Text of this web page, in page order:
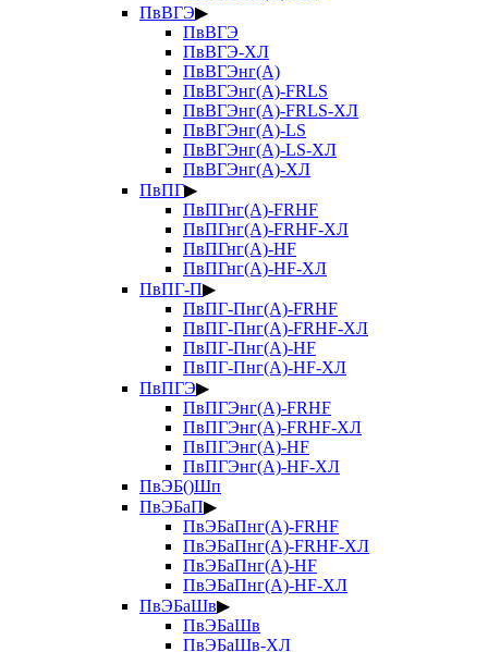
ПвВГЭ▶
ПвВГЭ
ПвВГЭ-ХЛ
ПвВГЭнг(А)
ПвВГЭнг(А)-FRLS
ПвВГЭнг(А)-FRLS-ХЛ
ПвВГЭнг(А)-LS
ПвВГЭнг(А)-LS-ХЛ
ПвВГЭнг(А)-ХЛ
ПвПГ▶
ПвПГнг(А)-FRHF
ПвПГнг(А)-FRHF-ХЛ
ПвПГнг(А)-HF
ПвПГнг(А)-HF-ХЛ
ПвПГ-П▶
ПвПГ-Пнг(А)-FRHF
ПвПГ-Пнг(А)-FRHF-ХЛ
ПвПГ-Пнг(А)-HF
ПвПГ-Пнг(А)-HF-ХЛ
ПвПГЭ▶
ПвПГЭнг(А)-FRHF
ПвПГЭнг(А)-FRHF-ХЛ
ПвПГЭнг(А)-HF
ПвПГЭнг(А)-HF-ХЛ
ПвЭБ()Шп
ПвЭБаП▶
ПвЭБаПнг(А)-FRHF
ПвЭБаПнг(А)-FRHF-ХЛ
ПвЭБаПнг(А)-HF
ПвЭБаПнг(А)-HF-ХЛ
ПвЭБаШв▶
ПвЭБаШв
ПвЭБаШв-ХЛ